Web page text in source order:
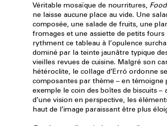
Véritable mosaïque de nourritures,
ne laisse aucune place au vide. Une
composée, une salade de fruits, une
fromages et une assiette de petits fours
rythment ce tableau à l’opulence
dominé par la teinte jaunâtre typique
vieilles revues de cuisine. Malgré son
hétéroclite, le collage d’Erró ordonne
composantes par thème – en témoigne
exemple le coin des boîtes de biscuits –
d’une vision en perspective, les
haut de l’image paraissant être plus